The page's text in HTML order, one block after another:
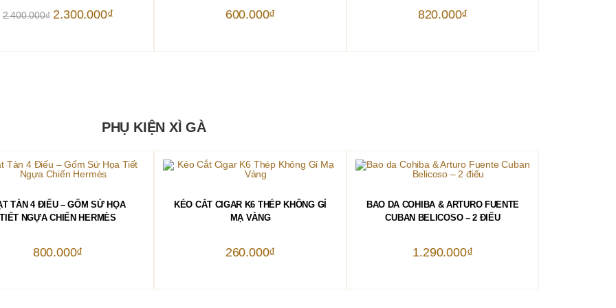
2.400.000₫ Giá
gốc
2.300.000₫Giá
2.300.000₫.
600.000₫ 820.000₫
PHỤ KIỆN XÌ GÀ
THÊM VÀO GIỎ HÀNG
TÀN 4 ĐIẾU – GỐM SỨ HỌA
TIẾT NGỰA CHIẾN HERMÈS
800.000₫
THÊM VÀO GIỎ HÀNG
KÉO CẮT CIGAR K6 THÉP KHÔNG GỈ
MẠ VÀNG
260.000₫
BAO DA COHIBA & ARTURO FUENTE
CUBAN BELICOSO – 2 ĐIẾU
1.290.000₫